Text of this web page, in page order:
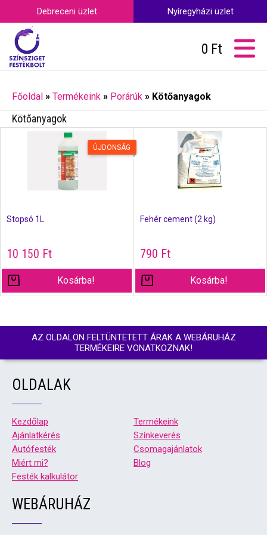
Debreceni üzlet Nyíregyházi üzlet
0 Ft
Főoldal » Termékeink » Porárúk » Kötőanyagok
Kötőanyagok
ÚJDONSÁG
Stopsó 1L
10 150 Ft
Kosárba!
Fehér cement (2 kg)
790 Ft
Kosárba!
AZ OLDALON FELTÜNTETETT ÁRAK A WEBÁRUHÁZ
TERMÉKEIRE VONATKOZNAK!
OLDALAK
Kezdőlap
Termékeink
Ajánlatkérés
Színkeverés
Autófesték
Csomagajánlatok
Miért mi?
Blog
Festék kalkulátor
WEBÁRUHÁZ